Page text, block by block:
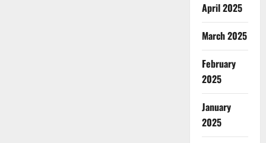
April 2025
March 2025
February
2025
January
2025